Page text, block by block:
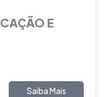
E
Saiba Mais